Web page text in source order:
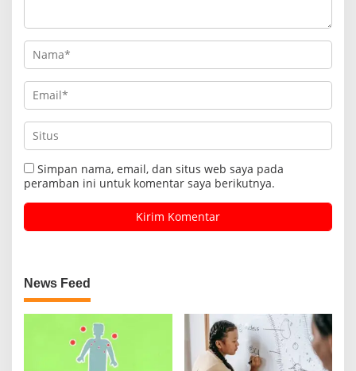
Simpan nama, email, dan situs web saya pada
peramban ini untuk komentar saya berikutnya.
News Feed